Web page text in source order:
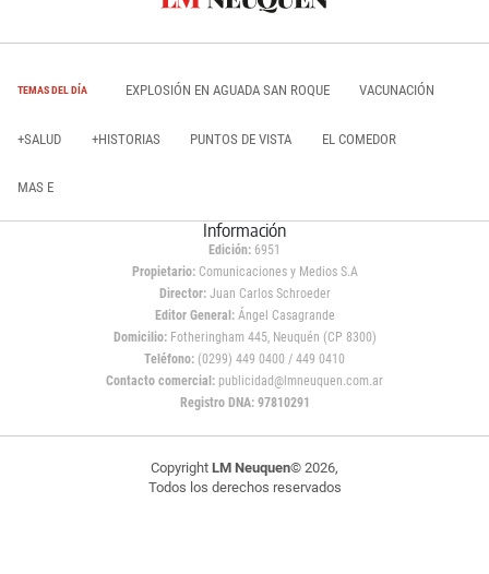
TEMAS DEL DÍA EXPLOSIÓN EN AGUADA SAN ROQUE VACUNACIÓN
+SALUD +HISTORIAS PUNTOS DE VISTA EL COMEDOR
MAS E
Información
Edición: 6951
Propietario:Comunicaciones y Medios S.A
Director: Juan Carlos Schroeder
Editor General:Ángel Casagrande
Domicilio:Fotheringham 445, Neuquén (CP 8300)
Teléfono: (0299) 449 0400 / 449 0410
Contacto comercial: publicidad@lmneuquen.com.ar
Registro DNA: 97810291
Copyright LM Neuquen© 2026,
Todos los derechos reservados